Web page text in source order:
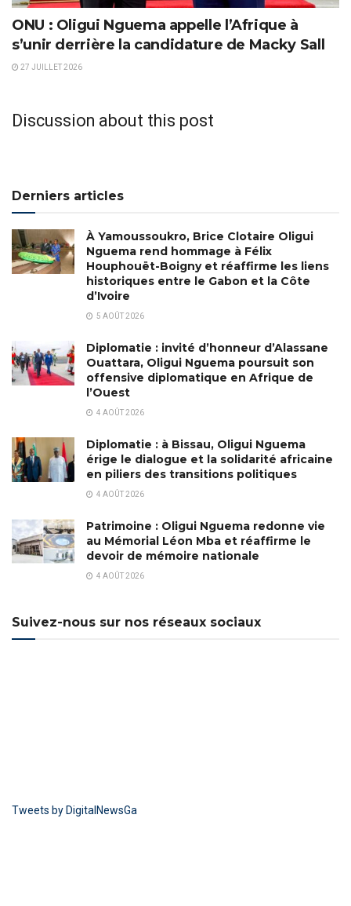
ONU : Oligui Nguema appelle l’Afrique à
s’unir derrière la candidature de Macky Sall
27 JUILLET 2026
Discussion about this post
Derniers articles
À Yamoussoukro, Brice Clotaire Oligui
Nguema rend hommage à Félix
Houphouët-Boigny et réaffirme les liens
historiques entre le Gabon et la Côte
d’Ivoire
5 AOÛT 2026
Diplomatie : invité d’honneur d’Alassane
Ouattara, Oligui Nguema poursuit son
offensive diplomatique en Afrique de
l’Ouest
4 AOÛT 2026
Diplomatie : à Bissau, Oligui Nguema
érige le dialogue et la solidarité africaine
en piliers des transitions politiques
4 AOÛT 2026
Patrimoine : Oligui Nguema redonne vie
au Mémorial Léon Mba et réaffirme le
devoir de mémoire nationale
4 AOÛT 2026
Suivez-nous sur nos réseaux sociaux
Tweets by DigitalNewsGa